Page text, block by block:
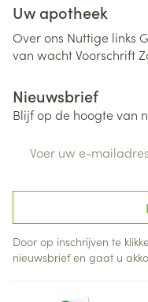
Uw apotheek
Over ons Nuttige links
van wachtVoorschrift
Nieuwsbrief
Blijf op de hoogte van
Door op inschrijven te
nieuwsbrief en gaat u